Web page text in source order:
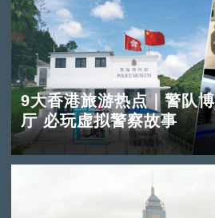
9大香港旅游热点｜警队
厅 必玩虚拟警察故事